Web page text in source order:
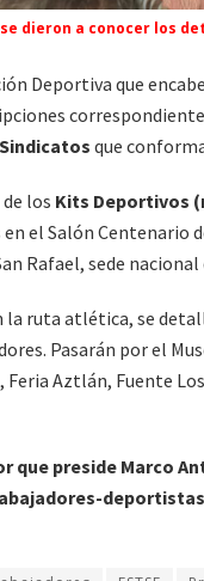
dieron a conocer los
Deportiva que
que
los Kits Deportivos
en el Salón Centenario
Rafael, sede nacional
la ruta atlética, se
Pasarán por el
Aztlán, Fuente
que preside Marco